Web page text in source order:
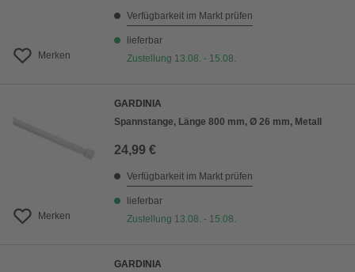
Merken
Verfügbarkeit im Markt prüfen
lieferbar
Zustellung 13.08. - 15.08.
Merken
GARDINIA
Spannstange, Länge 800 mm, Ø 26 mm, Metall
24,99 €
Verfügbarkeit im Markt prüfen
lieferbar
Zustellung 13.08. - 15.08.
GARDINIA